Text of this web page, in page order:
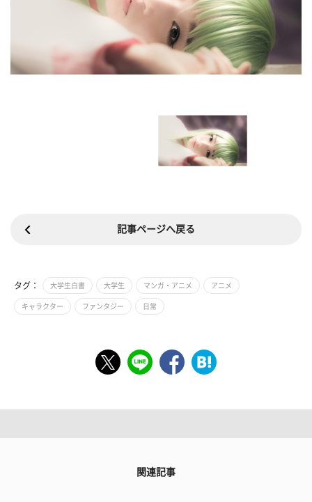
記事ページへ戻る
タグ： 大学生白書 大学生 マンガ・アニメ アニメ
キャラクター ファンタジー 日常
関連記事